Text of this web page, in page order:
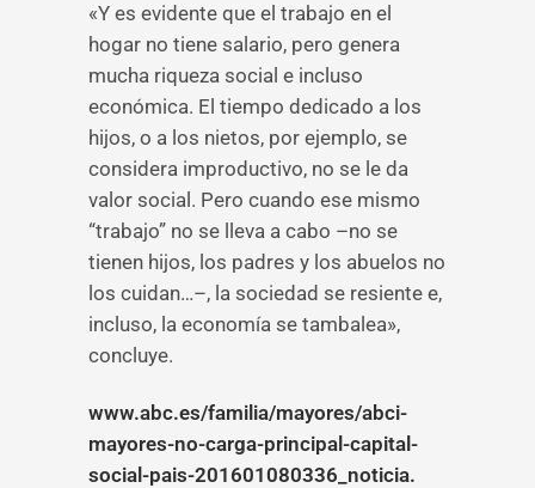
«Y es evidente que el trabajo en el
hogar no tiene salario, pero genera
mucha riqueza social e incluso
económica. El tiempo dedicado a los
hijos, o a los nietos, por ejemplo, se
considera improductivo, no se le da
valor social. Pero cuando ese mismo
“trabajo” no se lleva a cabo –no se
tienen hijos, los padres y los abuelos no
los cuidan…–, la sociedad se resiente e,
incluso, la economía se tambalea»,
concluye.
www.abc.es/familia/mayores/abci-
mayores-no-carga-principal-capital-
social-pais-201601080336_noticia.